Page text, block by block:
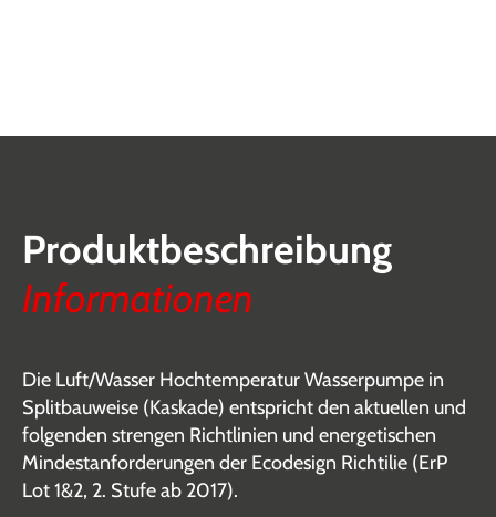
Produktbeschreibung
Informationen
Die Luft/Wasser Hochtemperatur Wasserpumpe in
Splitbauweise (Kaskade) entspricht den aktuellen und
folgenden strengen Richtlinien und energetischen
Mindestanforderungen der Ecodesign Richtilie (ErP
Lot 1&2, 2. Stufe ab 2017).